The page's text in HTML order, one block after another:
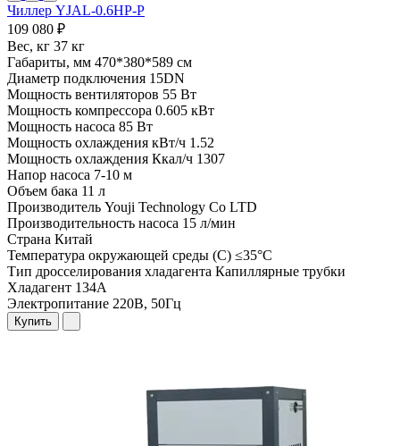
Чиллер YJAL-0.6HP-P
109 080 ₽
Вес, кг 37 кг
Габариты, мм 470*380*589 см
Диаметр подключения 15DN
Мощность вентиляторов 55 Вт
Мощность компрессора 0.605 кВт
Мощность насоса 85 Вт
Мощность охлаждения кВт/ч 1.52
Мощность охлаждения Ккал/ч 1307
Напор насоса 7-10 м
Объем бака 11 л
Производитель Youji Technology Co LTD
Производительность насоса 15 л/мин
Страна Китай
Температура окружающей среды (С) ≤35°C
Тип дросселирования хладагента Капиллярные трубки
Хладагент 134A
Электропитание 220В, 50Гц
Купить